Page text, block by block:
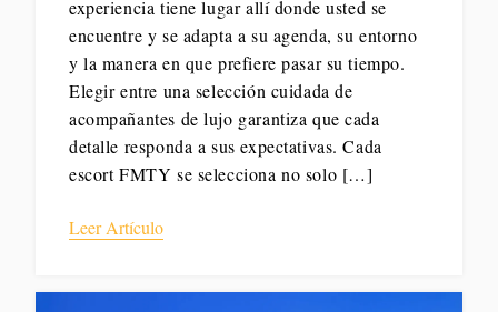
experiencia tiene lugar allí donde usted se
encuentre y se adapta a su agenda, su entorno
y la manera en que prefiere pasar su tiempo.
Elegir entre una selección cuidada de
acompañantes de lujo garantiza que cada
detalle responda a sus expectativas. Cada
escort FMTY se selecciona no solo […]
Leer Artículo